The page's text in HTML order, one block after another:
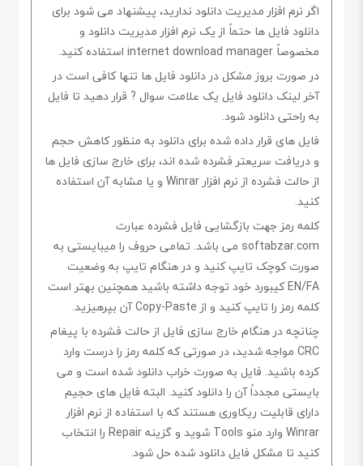
اگر نرم افزار مدیریت دانلود ندارید، پیشنهاد می شود برای
دانلود فایل ها حتماً از یک نرم افزار مدیریت دانلود و
مخصوصاً internet download manager استفاده کنید.
در صورت بروز مشکل در دانلود فایل ها تنها کافی است در
آخر لینک دانلود فایل یک علامت سوال ? قرار دهید تا فایل
به راحتی دانلود شود.
فایل های قرار داده شده برای دانلود به منظور کاهش حجم
و دریافت سریعتر فشرده شده اند، برای خارج سازی فایل ها
از حالت فشرده از نرم افزار Winrar و یا مشابه آن استفاده
کنید.
کلمه رمز جهت بازگشایی فایل فشرده عبارت
softabzar.com می باشد. تمامی حروف را میبایستی به
صورت کوچک تایپ کنید و در هنگام تایپ به وضعیت
EN/FA کیبورد خود توجه داشته باشید همچنین بهتر است
کلمه رمز را تایپ کنید و از Copy-Paste آن بپرهیزید.
چنانچه در هنگام خارج سازی فایل از حالت فشرده با پیغام
CRC مواجه شدید، در صورتی که کلمه رمز را درست وارد
کرده باشید. فایل به صورت خراب دانلود شده است و می
بایستی مجدداً آن را دانلود کنید. البته فایل های حجیم
دارای قابلیت ریکاوری هستند که با استفاده از نرم افزار
Winrar وارد منو Tools شوید و گزینه Repair را انتخاب
کنید تا مشکل فایل دانلود شده حل شود.